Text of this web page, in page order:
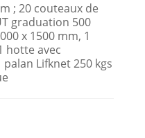
; 20 couteaux de
graduation 500
x 1500 mm, 1
hotte avec
Lifknet 250 kgs